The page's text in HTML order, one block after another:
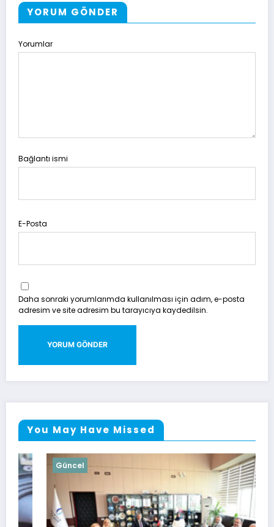
YORUM GÖNDER
Yorumlar
Bağlantı ismi
E-Posta
Daha sonraki yorumlarımda kullanılması için adım, e-posta
adresim ve site adresim bu tarayıcıya kaydedilsin.
You May Have Missed
Güncel